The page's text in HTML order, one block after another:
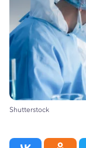
Shutterstock